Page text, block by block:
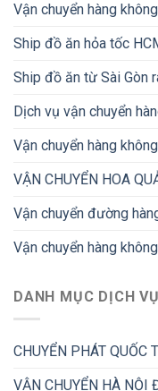
Vận chuyển hàng
Ship đồ ăn hỏa tốc
Ship đồ ăn từ Sài Gòn
Dịch vụ vận chuyển
Vận chuyển hàng
VẬN CHUYỂN HOA
Vận chuyển đường
Vận chuyển hàng không
DANH MỤC DỊCH VỤ
CHUYỂN PHÁT QUỐC
VẬN CHUYỂN HÀ NỘI